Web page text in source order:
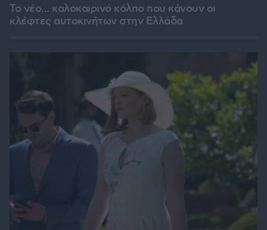
Το νέο... καλοκαιρινό κόλπο που κάνουν οι
κλέφτες αυτοκινήτων στην Ελλάδα